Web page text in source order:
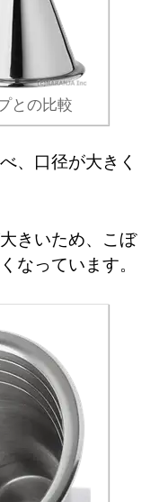
との比較
、口径が大きく
きいため、こぼ
なっています。